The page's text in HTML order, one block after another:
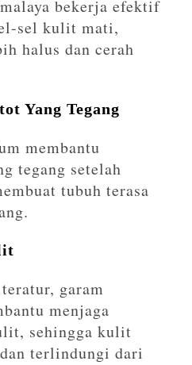
bekerja efektif
sel kulit mati,
halus dan cerah
Yang Tegang
membantu
tegang setelah
tubuh terasa
garam
menjaga
sehingga kulit
terlindungi dari